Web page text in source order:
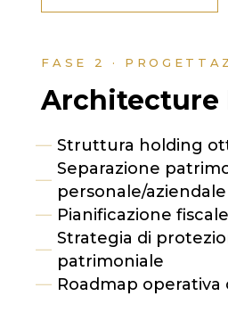
FASE 2 ·
Architecture
Struttura holding
Separazione
personale/aziendale
Pianificazione
Strategia di
patrimoniale
Roadmap